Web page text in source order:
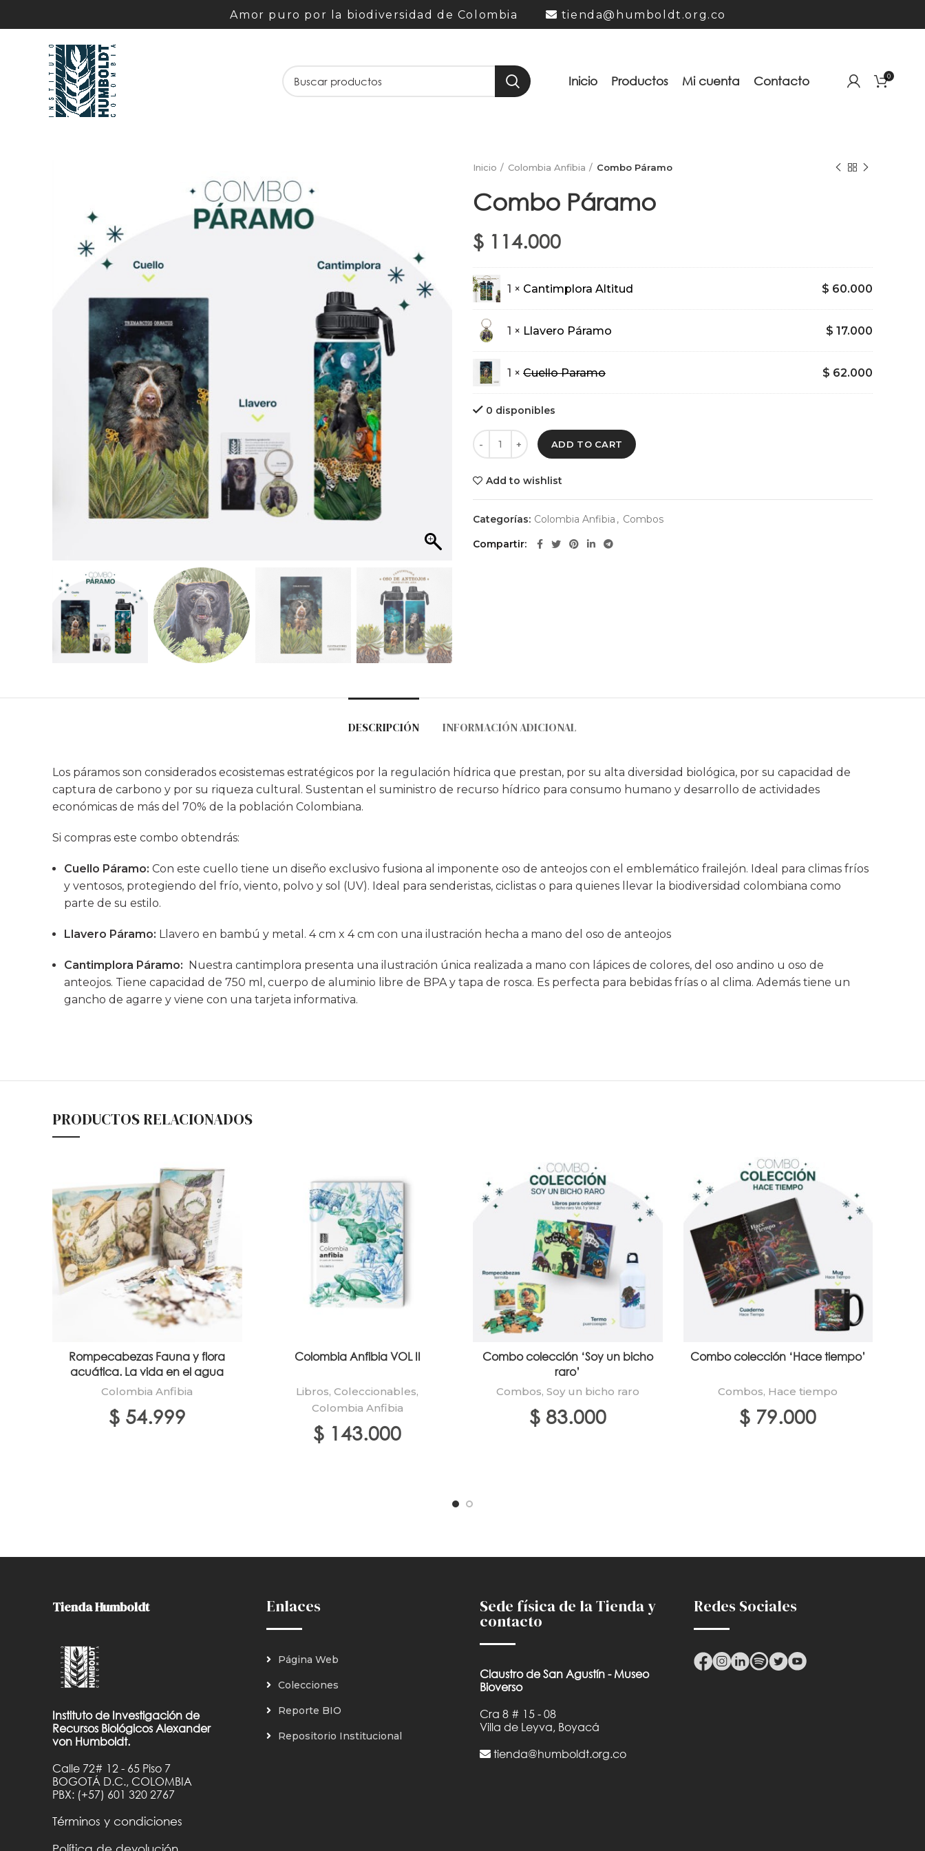
Amor puro por la biodiversidad de Colombia tienda@humboldt.org.co
Inicio Productos Mi cuenta Contacto 0
Inicio Colombia Anfibia Combo Páramo
Combo Páramo
$ 114.000
1 × Cantimplora Altitud $ 60.000
1 × Llavero Páramo $ 17.000
1 × Cuello Paramo $ 62.000
0 disponibles
ADD TO CART
Add to wishlist
Categorías: Colombia Anfibia , Combos
Compartir
DESCRIPCIÓN INFORMACIÓN ADICIONAL
Los páramos son considerados ecosistemas estratégicos por la regulación hídrica que prestan, por su alta diversidad biológica, por su capacidad de
captura de carbono y por su riqueza cultural. Sustentan el suministro de recurso hídrico para consumo humano y desarrollo de actividades
económicas de más del 70% de la población Colombiana.
Si compras este combo obtendrás:
Cuello Páramo: Con este cuello tiene un diseño exclusivo fusiona al imponente oso de anteojos con el emblemático frailejón. Ideal para climas fríos
y ventosos, protegiendo del frío, viento, polvo y sol (UV). Ideal para senderistas, ciclistas o para quienes llevar la biodiversidad colombiana como
parte de su estilo.
Llavero Páramo: Llavero en bambú y metal. 4 cm x 4 cm con una ilustración hecha a mano del oso de anteojos
Cantimplora Páramo:
Nuestra cantimplora presenta una ilustración única realizada a mano con lápices de colores, del oso andino u oso de
anteojos. Tiene capacidad de 750 ml, cuerpo de aluminio libre de BPA y tapa de rosca. Es perfecta para bebidas frías o al clima. Además tiene un
gancho de agarre y viene con una tarjeta informativa.
PRODUCTOS RELACIONADOS
Rompecabezas Fauna y flora
acuática. La vida en el agua
Colombia Anfibia
$54.999
Colombia Anfibia VOL II
Libros,Coleccionables,
Colombia Anfibia
$ 143.000
Combo colección ‘Soy un bicho
raro’
Combos, Soy un bicho raro
$83.000
Combo colección ‘Hace tiempo’
Combos, Hace tiempo
$ 79.000
Tienda Humboldt
Instituto de Investigación de
Recursos Biológicos Alexander
von Humboldt.
Calle 72# 12 - 65 Piso 7
BOGOTÁ D.C., COLOMBIA
PBX: (+57) 601 320 2767
Términos y condiciones
Enlaces
Página Web
Colecciones
Reporte BIO
Repositorio Institucional
Sede física de la Tienda y
contacto
Claustro de San Agustín - Museo
Bioverso
Cra 8 # 15 - 08
Villa de Leyva, Boyacá
tienda@humboldt.org.co
Redes Sociales